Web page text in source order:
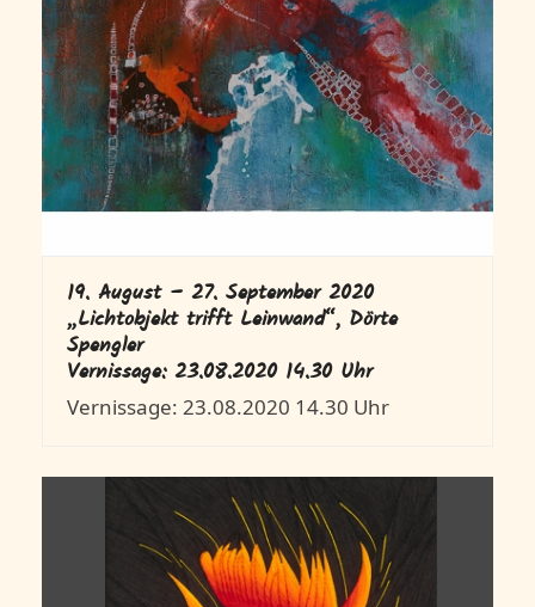
19. August – 27. September 2020
„Lichtobjekt trifft Leinwand“, Dörte
Spengler
Vernissage: 23.08.2020 14.30 Uhr
Vernissage: 23.08.2020 14.30 Uhr